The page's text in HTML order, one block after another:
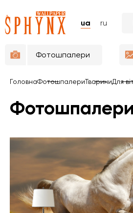
ua ru
Фотошпалери
ГоловнаФотошпалериТвариниДля